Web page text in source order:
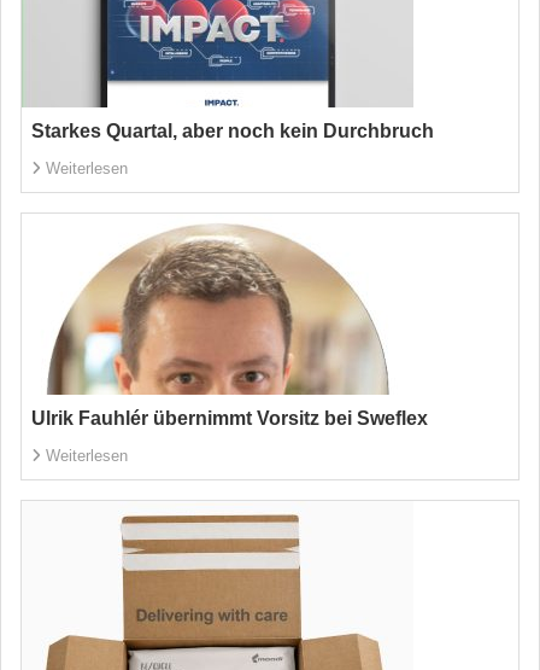
Starkes Quartal, aber noch kein Durchbruch
Weiterlesen
Ulrik Fauhlér übernimmt Vorsitz bei Sweflex
Weiterlesen